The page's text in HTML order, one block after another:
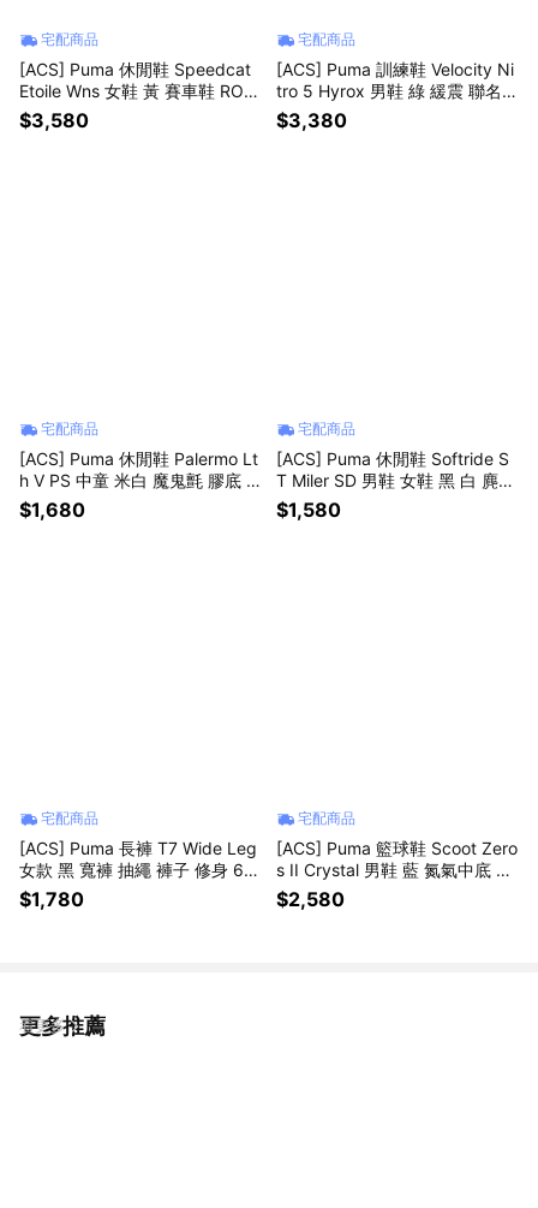
宅配商品
[ACS] Puma 休閒鞋 Speedcat
Etoile Wns 女鞋 黃 賽車鞋 ROS
E著用 407673-01
$3,580
宅配商品
[ACS] Puma 訓練鞋 Velocity Ni
tro 5 Hyrox 男鞋 綠 緩震 聯名款
313686-02
$3,380
宅配商品
[ACS] Puma 休閒鞋 Palermo Lt
h V PS 中童 米白 魔鬼氈 膠底 4
02003-01
$1,680
宅配商品
[ACS] Puma 休閒鞋 Softride S
T Miler SD 男鞋 女鞋 黑 白 麂皮
復古 402667-01
$1,580
宅配商品
[ACS] Puma 長褲 T7 Wide Leg
女款 黑 寬褲 抽繩 褲子 修身 63
9122-01
$1,780
宅配商品
[ACS] Puma 籃球鞋 Scoot Zero
s II Crystal 男鞋 藍 氮氣中底 31
2226-01
$2,580
更多推薦
看更多